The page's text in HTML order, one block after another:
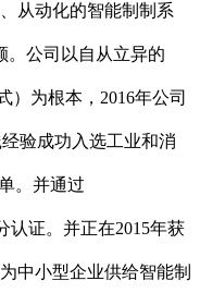
从动化的智能制制系
。公司以自从立异的
）为根本，2016年公司
验成功入选工业和消
。并通过
认证。并正在2015年获
中小型企业供给智能制